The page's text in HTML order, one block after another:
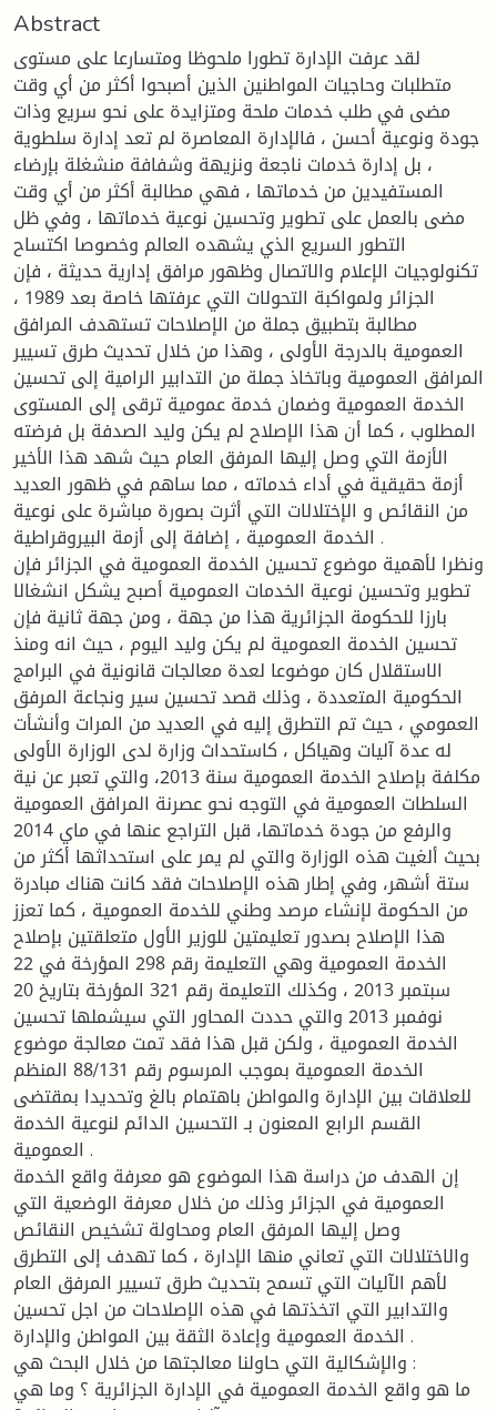
Abstract
لقد عرفت الإدارة تطورا ملحوظا ومتسارعا على مستوى
متطلبات وحاجيات المواطنين الذين أصبحوا أكثر من أي وقت
مضى في طلب خدمات ملحة ومتزايدة على نحو سريع وذات
جودة ونوعية أحسن ، فالإدارة المعاصرة لم تعد إدارة سلطوية
، بل إدارة خدمات ناجعة ونزيهة وشفافة منشغلة بإرضاء
المستفيدين من خدماتها ، فهي مطالبة أكثر من أي وقت
مضى بالعمل على تطوير وتحسين نوعية خدماتها ، وفي ظل
التطور السريع الذي يشهده العالم وخصوصا اكتساح
تكنولوجيات الإعلام والاتصال وظهور مرافق إدارية حديثة ، فإن
الجزائر ولمواكبة التحولات التي عرفتها خاصة بعد 1989 ،
مطالبة بتطبيق جملة من الإصلاحات تستهدف المرافق
العمومية بالدرجة الأولى ، وهذا من خلال تحديث طرق تسيير
المرافق العمومية وباتخاذ جملة من التدابير الرامية إلى تحسين
الخدمة العمومية وضمان خدمة عمومية ترقى إلى المستوى
المطلوب ، كما أن هذا الإصلاح لم يكن وليد الصدفة بل فرضته
الأزمة التي وصل إليها المرفق العام حيث شهد هذا الأخير
أزمة حقيقية في أداء خدماته ، مما ساهم في ظهور العديد
من النقائص و الإختلالات التي أثرت بصورة مباشرة على نوعية
الخدمة العمومية ، إضافة إلى أزمة البيروقراطية .
ونظرا لأهمية موضوع تحسين الخدمة العمومية في الجزائر فإن
تطوير وتحسين نوعية الخدمات العمومية أصبح يشكل انشغالا
بارزا للحكومة الجزائرية هذا من جهة ، ومن جهة ثانية فإن
تحسين الخدمة العمومية لم يكن وليد اليوم ، حيث انه ومنذ
الاستقلال كان موضوعا لعدة معالجات قانونية في البرامج
الحكومية المتعددة ، وذلك قصد تحسين سير ونجاعة المرفق
العمومي ، حيث تم التطرق إليه في العديد من المرات وأنشأت
له عدة آليات وهياكل ، كاستحداث وزارة لدى الوزارة الأولى
مكلفة بإصلاح الخدمة العمومية سنة 2013، والتي تعبر عن نية
السلطات العمومية في التوجه نحو عصرنة المرافق العمومية
والرفع من جودة خدماتها، قبل التراجع عنها في ماي 2014
بحيث ألغيت هذه الوزارة والتي لم يمر على استحداثها أكثر من
ستة أشهر، وفي إطار هذه الإصلاحات فقد كانت هناك مبادرة
من الحكومة لإنشاء مرصد وطني للخدمة العمومية ، كما تعزز
هذا الإصلاح بصدور تعليمتين للوزير الأول متعلقتين بإصلاح
الخدمة العمومية وهي التعليمة رقم 298 المؤرخة في 22
سبتمبر 2013 ، وكذلك التعليمة رقم 321 المؤرخة بتاريخ 20
نوفمبر 2013 والتي حددت المحاور التي سيشملها تحسين
الخدمة العمومية ، ولكن قبل هذا فقد تمت معالجة موضوع
الخدمة العمومية بموجب المرسوم رقم 88/131 المنظم
للعلاقات بين الإدارة والمواطن باهتمام بالغ وتحديدا بمقتضى
القسم الرابع المعنون بـ التحسين الدائم لنوعية الخدمة
العمومية .
إن الهدف من دراسة هذا الموضوع هو معرفة واقع الخدمة
العمومية في الجزائر وذلك من خلال معرفة الوضعية التي
وصل إليها المرفق العام ومحاولة تشخيص النقائص
والاختلالات التي تعاني منها الإدارة ، كما تهدف إلى التطرق
لأهم الآليات التي تسمح بتحديث طرق تسيير المرفق العام
والتدابير التي اتخذتها في هذه الإصلاحات من اجل تحسين
الخدمة العمومية وإعادة الثقة بين المواطن والإدارة .
والإشكالية التي حاولنا معالجتها من خلال البحث هي :
ما هو واقع الخدمة العمومية في الإدارة الجزائرية ؟ وما هي